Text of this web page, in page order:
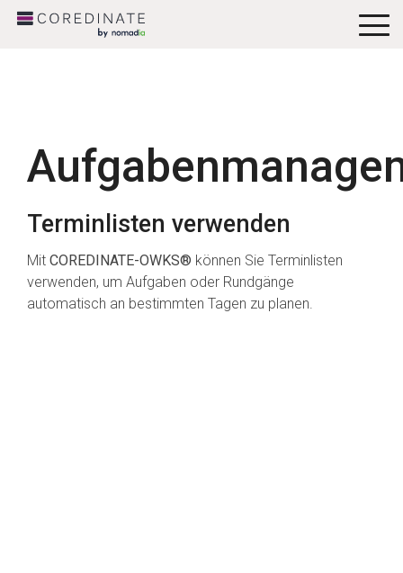
Terminlisten verwenden
Mit COREDINATE-OWKS® können Sie Terminlisten
verwenden, um Aufgaben oder Rundgänge
automatisch an bestimmten Tagen zu planen.